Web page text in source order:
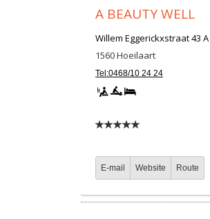
A BEAUTY WELL
Willem Eggerickxstraat 43 A
1560Hoeilaart
Tel:0468/10 24 24
E-mail Website Route